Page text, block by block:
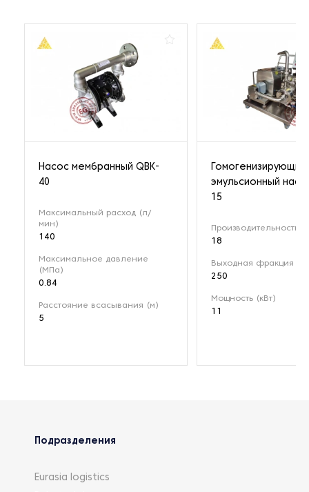
Насос мембранный QBK-
40
Максимальный расход (л/
мин)
140
Максимальное давление
(МПа)
0.84
Расстояние всасывания (м)
5
Гомогенизирующий
эмульсионный
15
Производительность
18
Выходная фракция
250
Мощность (кВт)
11
Подразделения
Eurasia logistics